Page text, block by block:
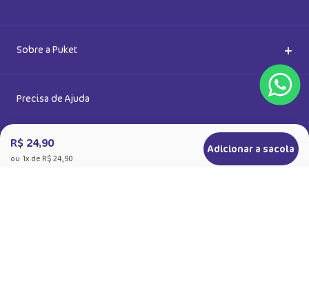
R$ 24,90
ou 1x de R$ 24,90
Adicionar a sacola
Sobre a Puket +
Quem somos
Precisa de Ajuda +
Dúvidas Frequentes
Produtos +